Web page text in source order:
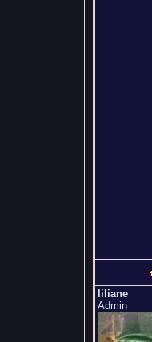
liliane
Admin